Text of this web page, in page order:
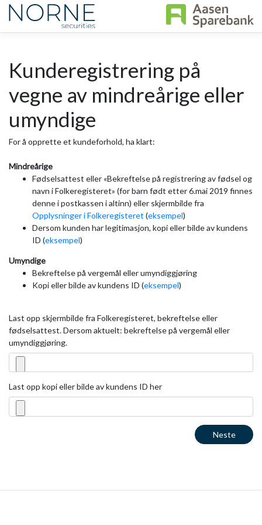
Kunderegistrering på
vegne av mindreårige eller
umyndige
For å opprette et kundeforhold, ha klart:
Mindreårige
Fødselsattest eller «Bekreftelse på registrering av fødsel og
navn i Folkeregisteret» (for barn født etter 6.mai 2019 finnes
denne i postkassen i altinn) eller skjermbilde fra
Opplysninger i Folkeregisteret (eksempel)
Dersom kunden har legitimasjon, kopi eller bilde av kundens
ID (eksempel)
Umyndige
Bekreftelse på vergemål eller umyndiggjøring
Kopi eller bilde av kundens ID (eksempel)
Last opp skjermbilde fra Folkeregisteret, bekreftelse eller
fødselsattest. Dersom aktuelt: bekreftelse på vergemål eller
umyndiggjøring.
Last opp kopi eller bilde av kundens ID her
Neste